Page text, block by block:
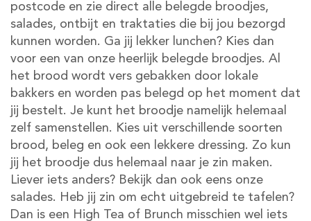
postcode en zie direct alle belegde broodjes,
salades, ontbijt en traktaties die bij jou bezorgd
kunnen worden. Ga jij lekker lunchen? Kies dan
voor een van onze heerlijk belegde broodjes. Al
het brood wordt vers gebakken door lokale
bakkers en worden pas belegd op het moment dat
jij bestelt. Je kunt het broodje namelijk helemaal
zelf samenstellen. Kies uit verschillende soorten
brood, beleg en ook een lekkere dressing. Zo kun
jij het broodje dus helemaal naar je zin maken.
Liever iets anders? Bekijk dan ook eens onze
salades. Heb jij zin om echt uitgebreid te tafelen?
Dan is een High Tea of Brunch misschien wel iets